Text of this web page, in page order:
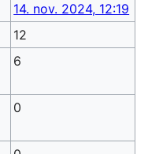
14. nov. 2024, 12:19
12
6
0